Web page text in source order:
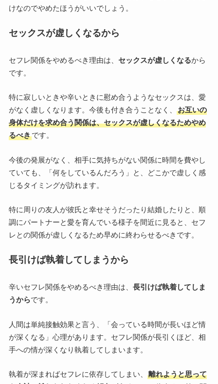
けなのでやめたほうがいいでしょう。
セックスが虚しくなるから
セフレ関係をやめるべき理由は、 セックスが虚しくなるから
です。
特に寂しいときや辛いときに慰め合うようなセックスは、愛
がなく虚しくなります。今後も付き合うことなく、
お互いの
身体だけを求め合う関係は、セックスが虚しくなるためやめ
るべきです。
今後の発展がなく、相手に気持ちがない関係に時間を費やし
ていても、「何をしているんだろう」と、どこかで虚しく感
じるタイミングが訪れます。
特に周りの友人が彼氏と幸せそうだったり結婚したりと、順
調にパートナーと愛を育んでいる様子を間近に見ると、セフ
レとの関係が虚しくなるため早めに終わらせるべきです。
長引けば執着してしまうから
辛いセフレ関係をやめるべき理由は、 長引けば執着してしま
うからです。
人間は単純接触効果と言う、「会っている時間が長いほど情
が深くなる」心理があります。セフレ関係が長引くほど、相
手への情が深くなり執着してしまいます。
執着が深まればセフレに依存してしまい、
離れようと思って